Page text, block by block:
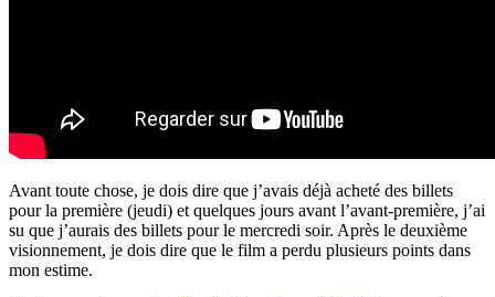
Avant toute chose, je dois dire que j’avais déjà acheté des billets
pour la première (jeudi) et quelques jours avant l’avant-première, j’ai
su que j’aurais des billets pour le mercredi soir. Après le deuxième
visionnement, je dois dire que le film a perdu plusieurs points dans
mon estime.